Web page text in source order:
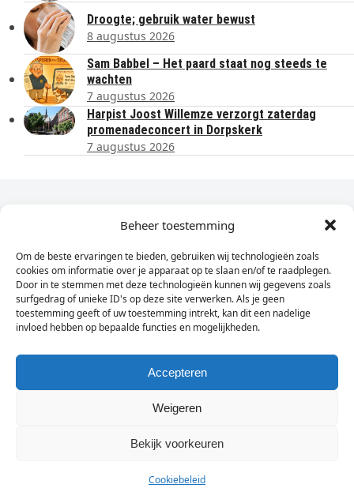
Beheer toestemming
Om de beste ervaringen te bieden, gebruiken wij technologieën zoals
cookies om informatie over je apparaat op te slaan en/of te raadplegen.
Door in te stemmen met deze technologieën kunnen wij gegevens zoals
surfgedrag of unieke ID's op deze site verwerken. Als je geen
toestemming geeft of uw toestemming intrekt, kan dit een nadelige
invloed hebben op bepaalde functies en mogelijkheden.
Accepteren
Weigeren
Bekijk voorkeuren
Cookiebeleid
Droogte; gebruik water bewust
8 augustus 2026
Sam Babbel – Het paard staat nog steeds te
wachten
7 augustus 2026
Harpist Joost Willemze verzorgt zaterdag
promenadeconcert in Dorpskerk
7 augustus 2026
Dagelijks het laatste nieuws in je e-mail?
Vul
hier
je
e-
mailadres
in
Sign Up